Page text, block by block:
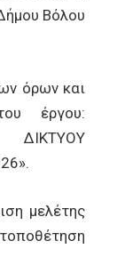
Βόλου
όρων και
έργου:
μελέτης